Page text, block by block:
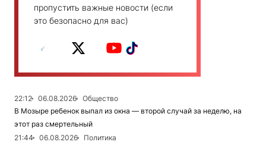
пропустить важные новости (если
это безопасно для вас)
22:12 06.08.2026
Общество
В Мозыре ребенок выпал из окна — второй случай за неделю, на
этот раз смертельный
21:44
06.08.2026
Политика